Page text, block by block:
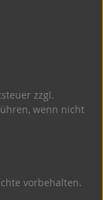
vorbehalten.
zzgl.
wenn nicht